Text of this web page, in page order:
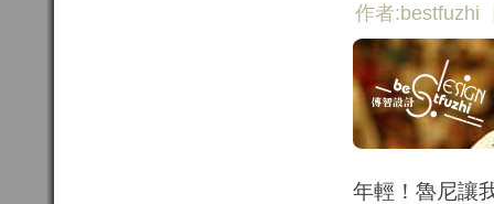
作者:bestfuzhi
年輕！魯尼讓